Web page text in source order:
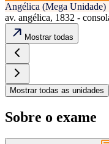
Angélica (Mega Unidade)
av. angélica, 1832 -
Mostrar todas
Mostrar todas as unidades
Sobre o exame